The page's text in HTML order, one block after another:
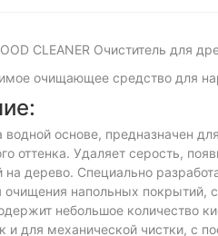
CLEANER Очиститель для
очищающее средство для
водной основе, предназначен
оттенка. Удаляет серость,
на дерево. Специально
очищения напольных покрытий,
небольшое количество
и для механической чистки, с